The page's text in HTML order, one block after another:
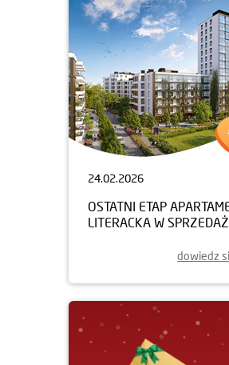
24.02.2026
OSTATNI ETAP
LITERACKA W
dowiedz